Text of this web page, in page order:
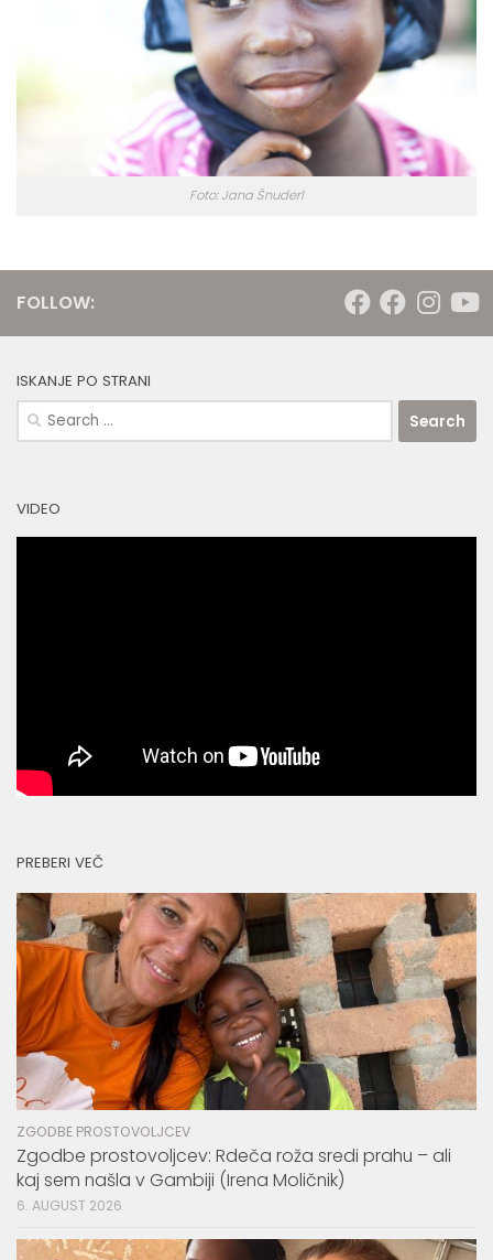
Foto: Jana Šnuderl
FOLLOW:
ISKANJE PO STRANI
Search
for:
VIDEO
PREBERI VEČ
ZGODBE PROSTOVOLJCEV
Zgodbe prostovoljcev: Rdeča roža sredi prahu – ali
kaj sem našla v Gambiji (Irena Moličnik)
6. AUGUST 2026